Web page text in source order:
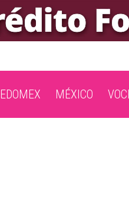
EDOMEX MÉXICO